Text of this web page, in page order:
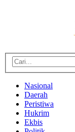
Nasional
Daerah
Peristiwa
Hukrim
Ekbis